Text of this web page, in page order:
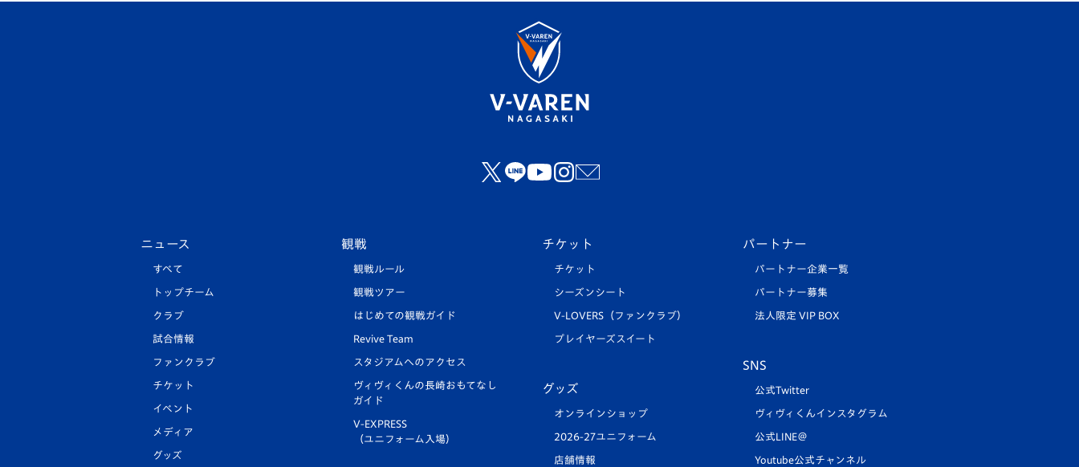
ニュース
すべて
トップチーム
クラブ
試合情報
ファンクラブ
チケット
イベント
メディア
グッズ
観戦
観戦ルール
観戦ツアー
はじめての観戦ガイド
Revive Team
スタジアムへのアクセス
ヴィヴィくんの長崎おもてなし
ガイド
V-EXPRESS
（ユニフォーム入場）
チケット
チケット
シーズンシート
V-LOVERS（ファンクラブ）
プレイヤーズスイート
グッズ
オンラインショップ
2026-27ユニフォーム
店舗情報
パートナー
パートナー企業一覧
パートナー募集
法人限定 VIP BOX
SNS
公式Twitter
ヴィヴィくんインスタグラム
公式LINE＠
Youtube公式チャンネル